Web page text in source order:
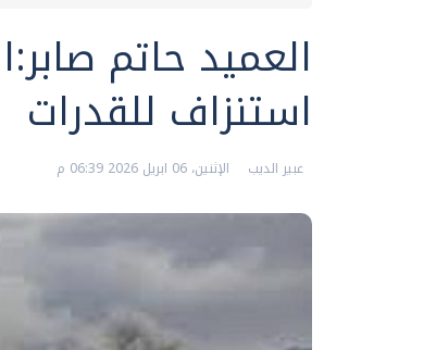
العميد حاتم
استنزاف للقدرات
عبير الديب الإثنين، 06 ابريل 2026 06:39 م